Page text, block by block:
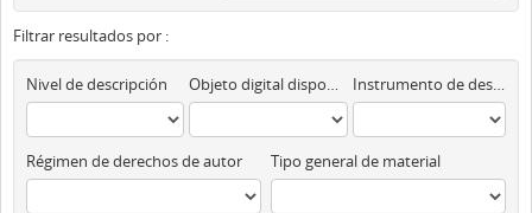
Filtrar resultados por :
Nivel de descripción Objeto digital disponibles Instrumento de descripción
Régimen de derechos de autor Tipo general de material